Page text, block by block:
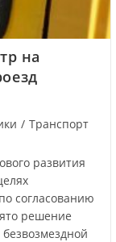
на
/ Транспорт
развития
согласованию
решение